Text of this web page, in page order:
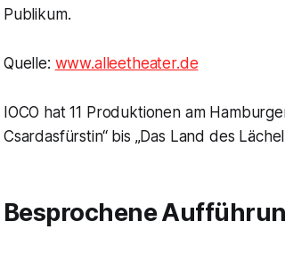
Publikum.
Quelle: www.alleetheater.de
IOCO hat 11 Produktionen am
Csardasfürstin“ bis „Das Land des
Besprochene